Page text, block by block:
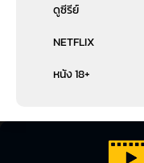
ดูซีรีย์
NETFLIX
หนัง 18+